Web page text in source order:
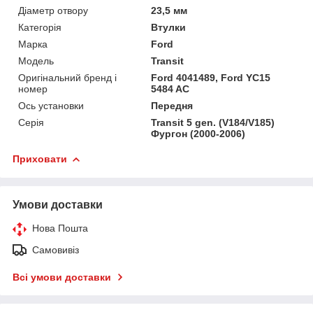
Діаметр отвору
23,5 мм
Категорія
Втулки
Марка
Ford
Мoдель
Transit
Оригінальний бренд і
номер
Ford 4041489, Ford YC15
5484 AC
Ось установки
Передня
Серія
Transit 5 gen. (V184/V185)
Фургон (2000-2006)
Приховати
Умови доставки
Нова Пошта
Самовивіз
Всі умови доставки